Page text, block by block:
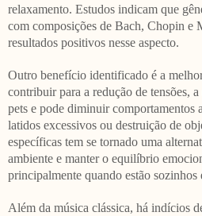
relaxamento. Estudos indicam que
com composições de Bach, Chopin e
resultados positivos nesse aspecto.
Outro benefício identificado é a
contribuir para a redução de tensões,
pets e pode diminuir comportamentos
latidos excessivos ou destruição de
específicas tem se tornado uma
ambiente e manter o equilíbrio
principalmente quando estão sozinhos
Além da música clássica, há indícios